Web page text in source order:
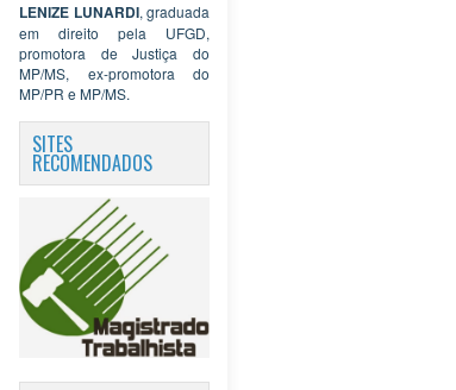
LENIZE LUNARDI, graduada
em direito pela UFGD,
promotora de Justiça do
MP/MS, ex-promotora do
MP/PR e MP/MS.
SITES
RECOMENDADOS